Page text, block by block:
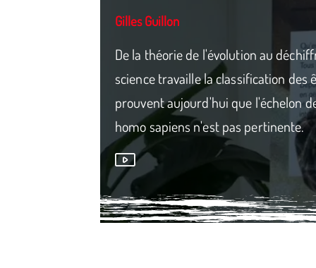
Gilles Guillon
De la théorie de l'évolution au
science travaille la classification des
prouvent aujourd'hui que l'échelon
homo sapiens n'est pas pertinente.